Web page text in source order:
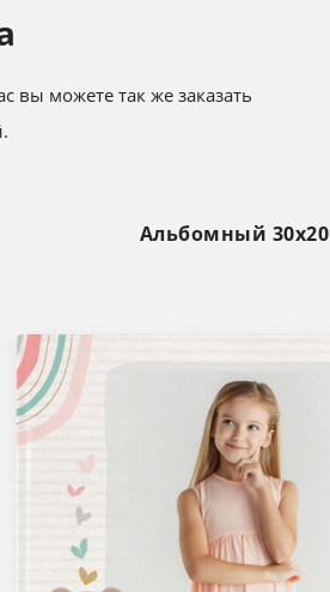
вы можете так же заказать
Альбомный 30х20